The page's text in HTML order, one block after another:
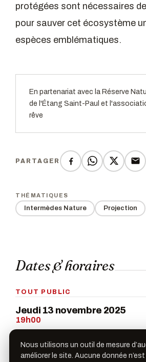
protégées sont nécessaires
pour sauver cet écosystème
espèces emblématiques.
En partenariat avec la Réserve
de l'Étang Saint-Paul et
rêve
PARTAGER
THÉMATIQUES
Intermèdes Nature Projection
Dates & horaires
TOUT PUBLIC
Jeudi 13 novembre 2025
19h00
SÉANCES SCOLAIRES
Nous utilisons un outil de mesure
améliorer le site. Aucune donnée